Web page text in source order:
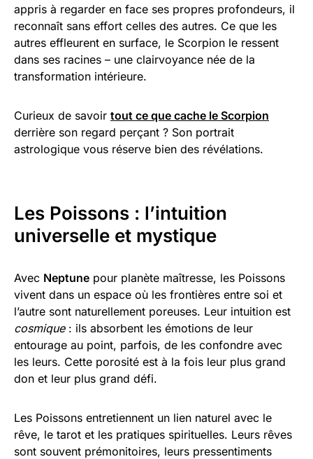
appris à regarder en face ses propres profondeurs, il
reconnaît sans effort celles des autres. Ce que les
autres effleurent en surface, le Scorpion le ressent
dans ses racines – une clairvoyance née de la
transformation intérieure.
Curieux de savoir tout ce que cache le Scorpion
derrière son regard perçant ? Son portrait
astrologique vous réserve bien des révélations.
Les Poissons : l’intuition
universelle et mystique
Avec Neptune pour planète maîtresse, les Poissons
vivent dans un espace où les frontières entre soi et
l’autre sont naturellement poreuses. Leur intuition est
cosmique: ils absorbent les émotions de leur
entourage au point, parfois, de les confondre avec
les leurs. Cette porosité est à la fois leur plus grand
don et leur plus grand défi.
Les Poissons entretiennent un lien naturel avec le
rêve, le tarot et les pratiques spirituelles. Leurs rêves
sont souvent prémonitoires, leurs pressentiments